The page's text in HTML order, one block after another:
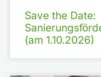
Save the Date:
(am 1.10.2026)